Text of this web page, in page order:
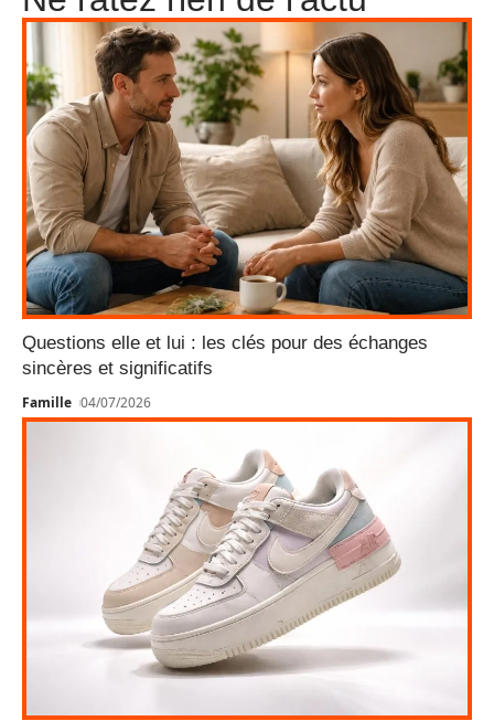
Questions elle et lui : les clés pour des échanges
sincères et significatifs
Famille 04/07/2026